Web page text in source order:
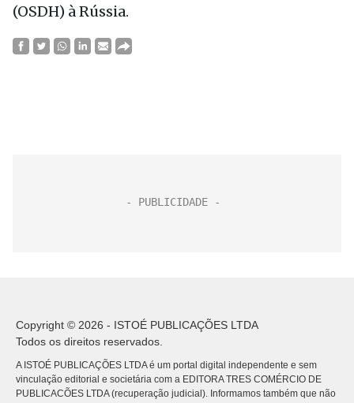
(OSDH) à Rússia.
Copyright © 2026 - ISTOÉ PUBLICAÇÕES LTDA
Todos os direitos reservados.
A ISTOÉ PUBLICAÇÕES LTDA é um portal digital independente e sem
vinculação editorial e societária com a EDITORA TRES COMÉRCIO DE
PUBLICACÕES LTDA (recuperação judicial). Informamos também que não